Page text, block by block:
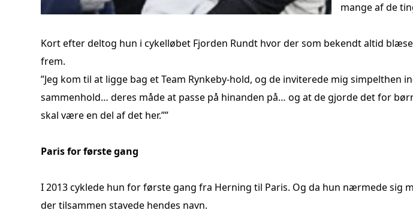
mange af de
Kort efter deltog hun i cykelløbet Fjorden Rundt hvor der som bekendt altid
frem.
”Jeg kom til at ligge bag et Team Rynkeby-hold, og de inviterede mig
sammenhold… deres måde at passe på hinanden på… og at de gjorde det for
skal være en del af det her.””
Paris for første gang
I 2013 cyklede hun for første gang fra Herning til Paris. Og da hun nærmede
der tilsammen stavede hendes navn.